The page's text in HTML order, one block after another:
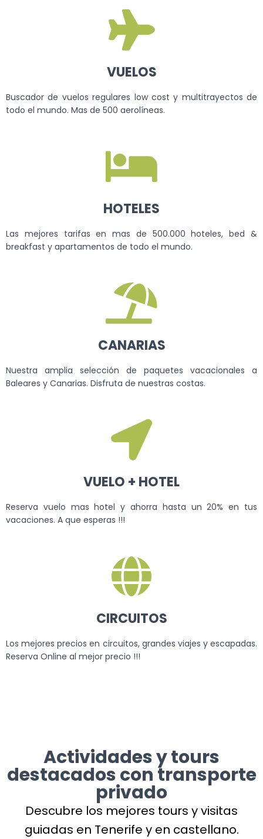
VUELOS
Buscador de vuelos regulares low cost y multitrayectos de
todo el mundo. Mas de 500 aerolíneas.
HOTELES
Las mejores tarifas en mas de 500.000 hoteles, bed &
breakfast y apartamentos de todo el mundo.
CANARIAS
Nuestra amplia selección de paquetes vacacionales a
Baleares y Canarias. Disfruta de nuestras costas.
VUELO + HOTEL
Reserva vuelo mas hotel y ahorra hasta un 20% en tus
vacaciones. A que esperas !!!
CIRCUITOS
Los mejores precios en circuitos, grandes viajes y escapadas.
Reserva Online al mejor precio !!!
Actividades y tours
destacados con transporte
privado
Descubre los mejores tours y visitas
guiadas en Tenerife y en castellano.